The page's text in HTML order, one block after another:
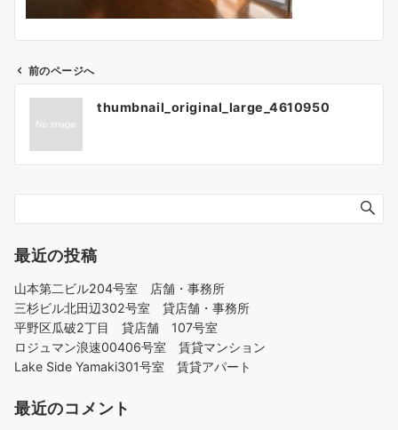
シ
ョ
前のページへ
thumbnail_original_large_4610950
最近の投稿
山本第二ビル204号室 店舗・事務所
三杉ビル北田辺302号室 貸店舗・事務所
平野区瓜破2丁目 貸店舗 107号室
ロジュマン浪速00406号室 賃貸マンション
Lake Side Yamaki301号室 賃貸アパート
最近のコメント